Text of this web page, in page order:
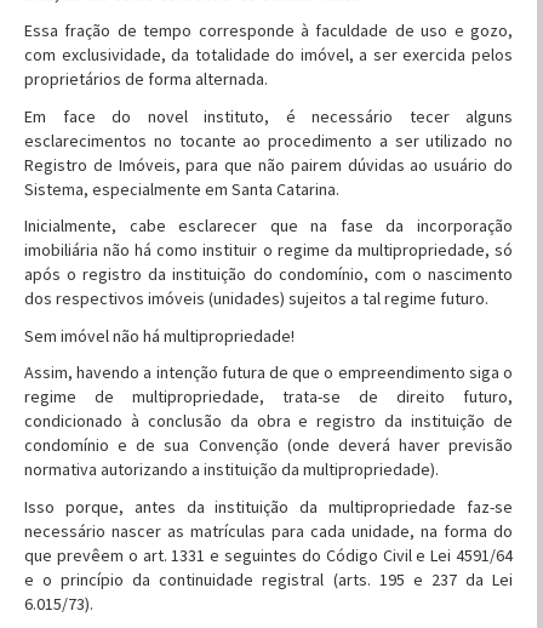
Essa fração de tempo corresponde à faculdade de uso e gozo,
com exclusividade, da totalidade do imóvel, a ser exercida pelos
proprietários de forma alternada.
Em face do novel instituto, é necessário tecer alguns
esclarecimentos no tocante ao procedimento a ser utilizado no
Registro de Imóveis, para que não pairem dúvidas ao usuário do
Sistema, especialmente em Santa Catarina.
Inicialmente, cabe esclarecer que na fase da incorporação
imobiliária não há como instituir o regime da multipropriedade, só
após o registro da instituição do condomínio, com o nascimento
dos respectivos imóveis (unidades) sujeitos a tal regime futuro.
Sem imóvel não há multipropriedade!
Assim, havendo a intenção futura de que o empreendimento siga o
regime de multipropriedade, trata-se de direito futuro,
condicionado à conclusão da obra e registro da instituição de
condomínio e de sua Convenção (onde deverá haver previsão
normativa autorizando a instituição da multipropriedade).
Isso porque, antes da instituição da multipropriedade faz-se
necessário nascer as matrículas para cada unidade, na forma do
que prevêem o art. 1331 e seguintes do Código Civil e Lei 4591/64
e o princípio da continuidade registral (arts. 195 e 237 da Lei
6.015/73).